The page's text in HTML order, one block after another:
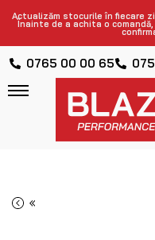
Actualizăm stocurile în fiecare
Înainte de a achita o
0765 00 00 65
«